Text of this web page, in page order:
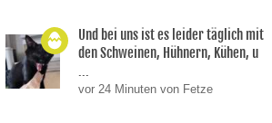
Und bei uns ist es leider täglich mit
den Schweinen, Hühnern, Kühen, u
...
vor 24 Minuten von Fetze